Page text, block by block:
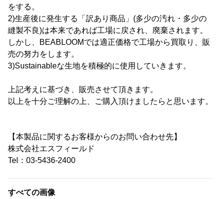
をする。
2)生産後に発生する「訳あり商品」(多少の汚れ・多少の
縫製不良)は本来であれば工場に戻され、廃棄されます。
しかし、BEABLOOMでは適正価格で工場から買取り、販
売の努力をします。
3)Sustainableな生地を積極的に使用していきます。
上記考えに基づき、販売させて頂きます。
以上を十分ご理解の上、ご購入頂けましたらと思います。
【本製品に関するお客様からのお問い合わせ先】
株式会社エスフィールド
Tel：03-5436-2400
すべての画像